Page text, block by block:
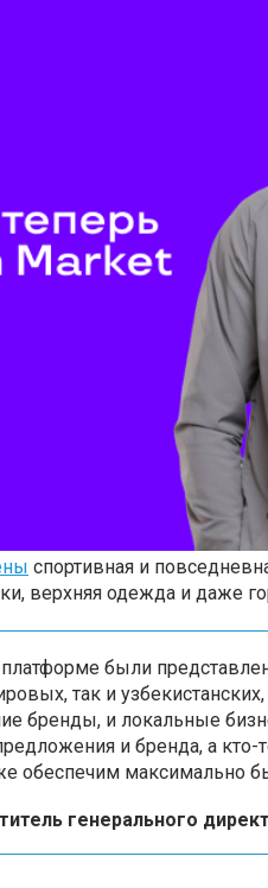
спортивная и
верхняя одежда и даже
были
так и
бренды, и локальные
и бренда, а
обеспечим максимально
генерального